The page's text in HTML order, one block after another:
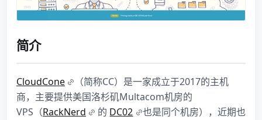
简介
CloudCone
（简称CC）是一家成立于2017的主机
商，主要提供美国洛杉矶Multacom机房的
VPS（RackNerd 的 DC02
也是同个机房），近期也